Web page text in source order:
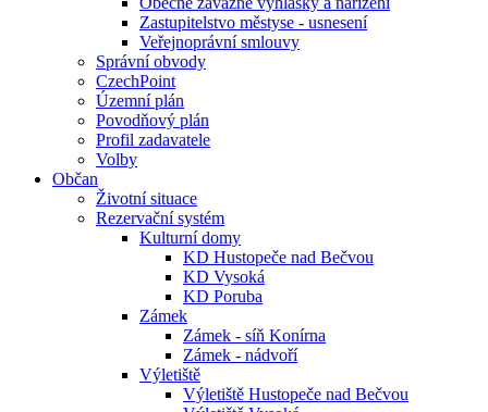
Zastupitelstvo městyse - usnesení
Veřejnoprávní smlouvy
Správní obvody
CzechPoint
Územní plán
Povodňový plán
Profil zadavatele
Volby
Občan
Životní situace
Rezervační systém
Kulturní domy
KD Hustopeče nad Bečvou
KD Vysoká
KD Poruba
Zámek
Zámek - síň Konírna
Zámek - nádvoří
Výletiště
Výletiště Hustopeče nad Bečvou